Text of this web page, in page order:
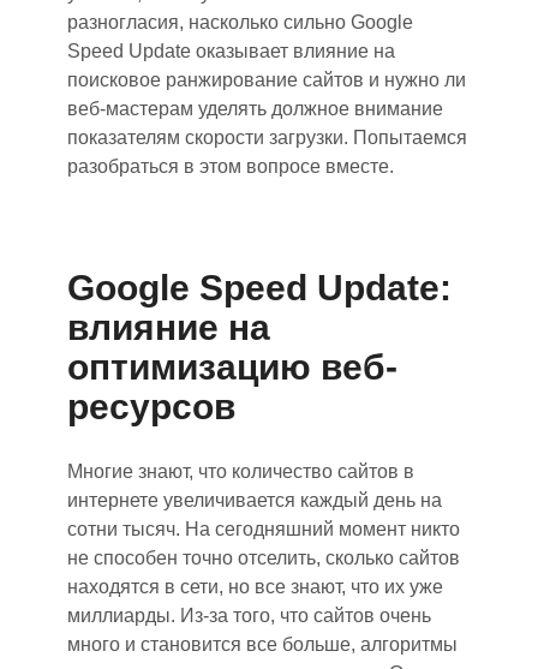
разногласия, насколько сильно Google
Speed Update оказывает влияние на
поисковое ранжирование сайтов и нужно ли
веб-мастерам уделять должное внимание
показателям скорости загрузки. Попытаемся
разобраться в этом вопросе вместе.
Google Speed Update:
влияние на
оптимизацию веб-
ресурсов
Многие знают, что количество сайтов в
интернете увеличивается каждый день на
сотни тысяч. На сегодняшний момент никто
не способен точно отселить, сколько сайтов
находятся в сети, но все знают, что их уже
миллиарды. Из-за того, что сайтов очень
много и становится все больше, алгоритмы